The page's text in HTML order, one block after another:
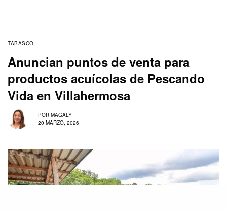
TABASCO
Anuncian puntos de venta para
productos acuícolas de Pescando
Vida en Villahermosa
POR MAGALY
20 MARZO, 2026